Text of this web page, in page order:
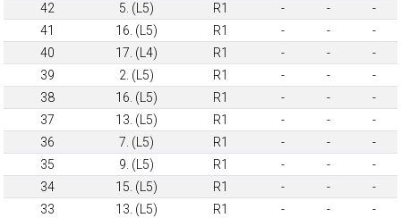
42
5. (L5) R1 - -
-
41
16. (L5) R1 - -
-
40
17. (L4) R1 - -
-
39
2. (L5) R1 - -
-
38
16. (L5) R1 - -
-
37
13. (L5) R1 - -
-
36
7. (L5) R1 - -
-
35
9. (L5) R1 - -
-
34
15. (L5) R1 - -
-
33
13. (L5) R1 - -
-